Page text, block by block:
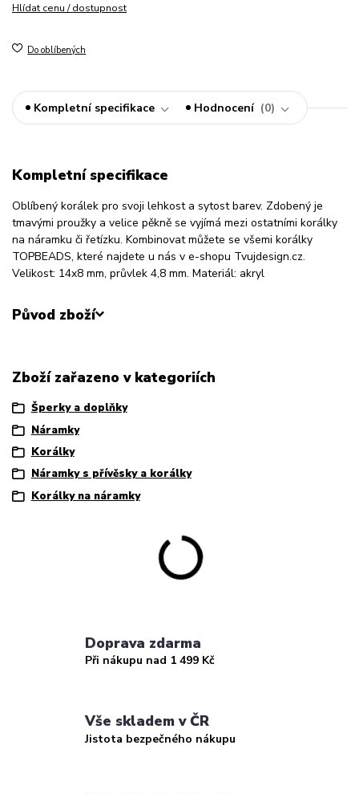
Hlídat cenu / dostupnost
Do oblíbených
Kompletní specifikace Hodnocení 0
Kompletní specifikace
Oblíbený korálek pro svoji lehkost a sytost barev. Zdobený je
tmavými proužky a velice pěkně se vyjímá mezi ostatními korálky
na náramku či řetízku. Kombinovat můžete se všemi korálky
TOPBEADS, které najdete u nás v e-shopu Tvujdesign.cz.
Velikost: 14x8 mm, průvlek 4,8 mm. Materiál: akryl
Původ zboží
Zboží zařazeno v kategoriích
Šperky a doplňky
Náramky
Korálky
Náramky s přívěsky a korálky
Korálky na náramky
Doprava zdarma
Při nákupu nad 1 499 Kč
Vše skladem v ČR
Jistota bezpečného nákupu